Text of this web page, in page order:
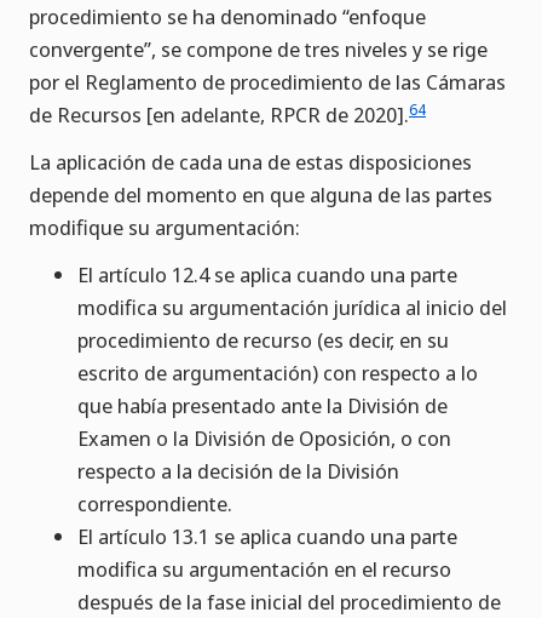
procedimiento se ha denominado “enfoque
convergente”, se compone de tres niveles y se rige
por el Reglamento de procedimiento de las Cámaras
de Recursos [en adelante, RPCR de 2020].64
La aplicación de cada una de estas disposiciones
depende del momento en que alguna de las partes
modifique su argumentación:
El artículo 12.4 se aplica cuando una parte
modifica su argumentación jurídica al inicio del
procedimiento de recurso (es decir, en su
escrito de argumentación) con respecto a lo
que había presentado ante la División de
Examen o la División de Oposición, o con
respecto a la decisión de la División
correspondiente.
El artículo 13.1 se aplica cuando una parte
modifica su argumentación en el recurso
después de la fase inicial del procedimiento de